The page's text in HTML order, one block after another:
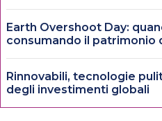
Earth Overshoot Day:
consumando il patrimonio
Rinnovabili, tecnologie
degli investimenti globali